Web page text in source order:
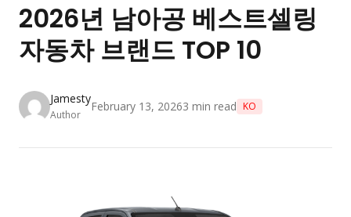
2026년 남아공 베스트셀링
자동차 브랜드 TOP 10
Jamesty
Author
February 13, 20263 min read KO